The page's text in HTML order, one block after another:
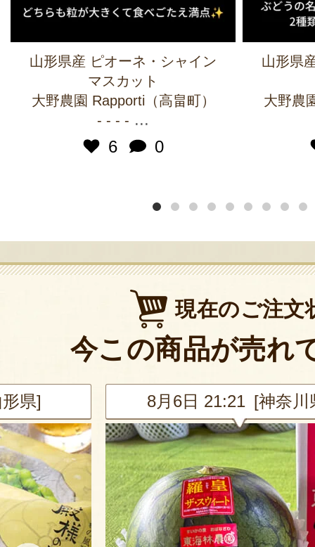
山形県産 ピオーネ・シャイン
マスカット
大野農園 Rapporti（高畠町）
- - - - ...
6
0
山形県
大野農
現在のご注文
今この商品が売れ
県] 8月6日 21:21 [神奈川